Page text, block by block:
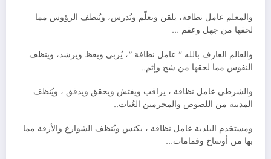
والمعلم عامل نظافة، يلقن ويعلّم ويُدرس، ويُنظف الرؤوس مما
لحقها من جهل وعقم …
والعالم العارف بالله ” عامل نظافة “، يُربي ويعظ ويرشد، وينظف
النفوس مما لحقها من شح وإثم..
والشرطي عامل نظافة ، يراقب ويفتش ويحقق ويدقق ، ويُنظف
المدينة من اللصوص والمجرمين العُتات..
ومستخدم البلدية عامل نظافة ، يكنس ويُنظف الشوارع والأزقة مما
بها من أوساخ وقمامات…